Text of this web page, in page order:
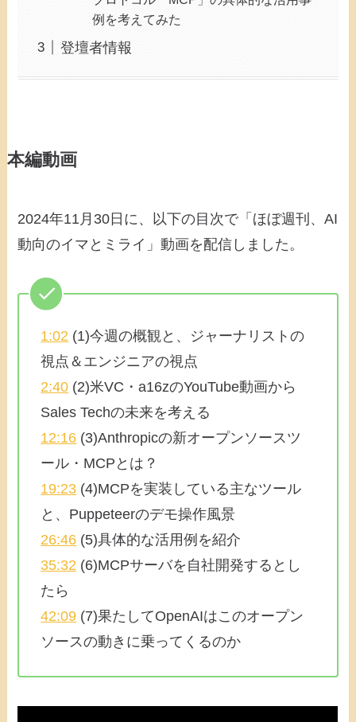
例を考えてみた
登壇者情報
本編動画
2024年11月30日に、以下の目次で「ほぼ週刊、AI
動向のイマとミライ」動画を配信しました。
1:02 (1)今週の概観と、ジャーナリストの
視点＆エンジニアの視点
2:40 (2)米VC・a16zのYouTube動画から
Sales Techの未来を考える
12:16 (3)Anthropicの新オープンソースツ
ール・MCPとは？
19:23 (4)MCPを実装している主なツール
と、Puppeteerのデモ操作風景
26:46 (5)具体的な活用例を紹介
35:32 (6)MCPサーバを自社開発するとし
たら
42:09 (7)果たしてOpenAIはこのオープン
ソースの動きに乗ってくるのか